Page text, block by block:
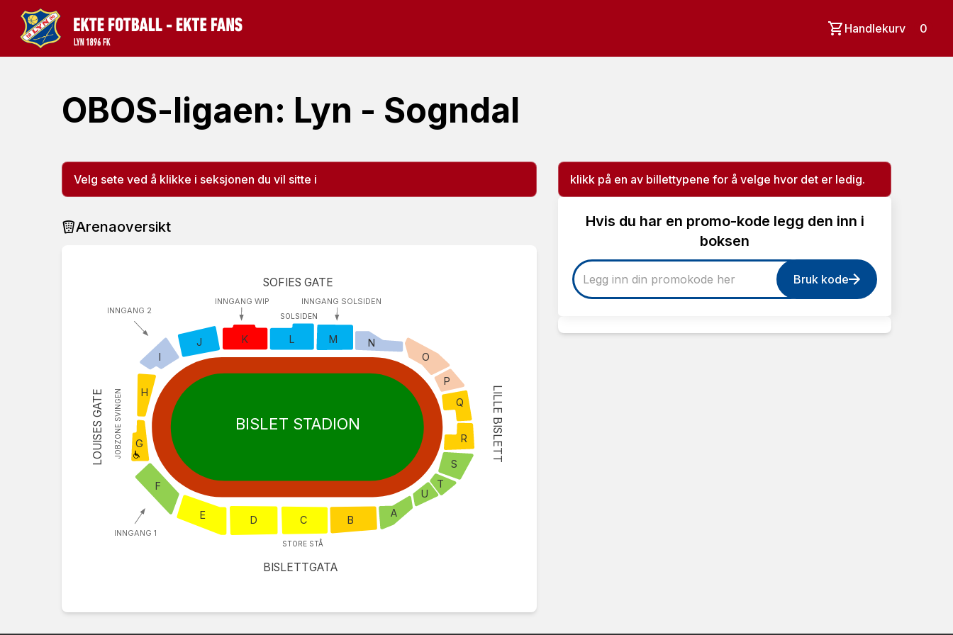
Handlekurv 0
OBOS-ligaen: Lyn - Sogndal
Velg sete ved å klikke i seksjonen du vil sitte i
Arenaoversikt
H
G
F
E D C B
A
U
T
R
S
N
O
P
Q
M
L
K
J
I
SOLSIDEN
JOBZONE SVINGEN
STORE STÅ
LILLE BISLETT
SOFIES GATE
INNGANG 1
INNGANG 2
INNGANG WIP INNGANG SOLSIDEN
LOUISES GATE
BISLETTGATA
BISLET STADION
klikk på en av billettypene for å velge hvor det er ledig.
Hvis du har en promo-kode legg den inn i
boksen
Bruk kode